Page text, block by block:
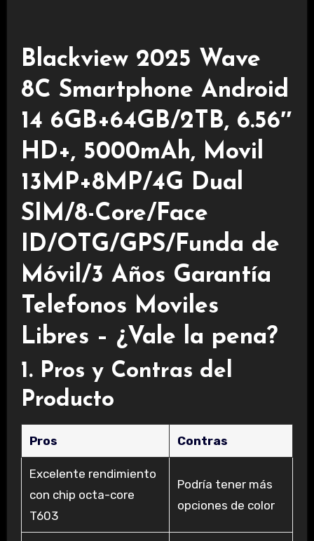
Blackview 2025 Wave
8C Smartphone Android
14 6GB+64GB/2TB, 6.56″
HD+, 5000mAh, Movil
13MP+8MP/4G Dual
SIM/8-Core/Face
ID/OTG/GPS/Funda de
Móvil/3 Años Garantía
Telefonos Moviles
Libres – ¿Vale la pena?
1. Pros y Contras del
Producto
Pros Contras
Excelente rendimiento
con chip octa-core
T603
Podría tener más
opciones de color